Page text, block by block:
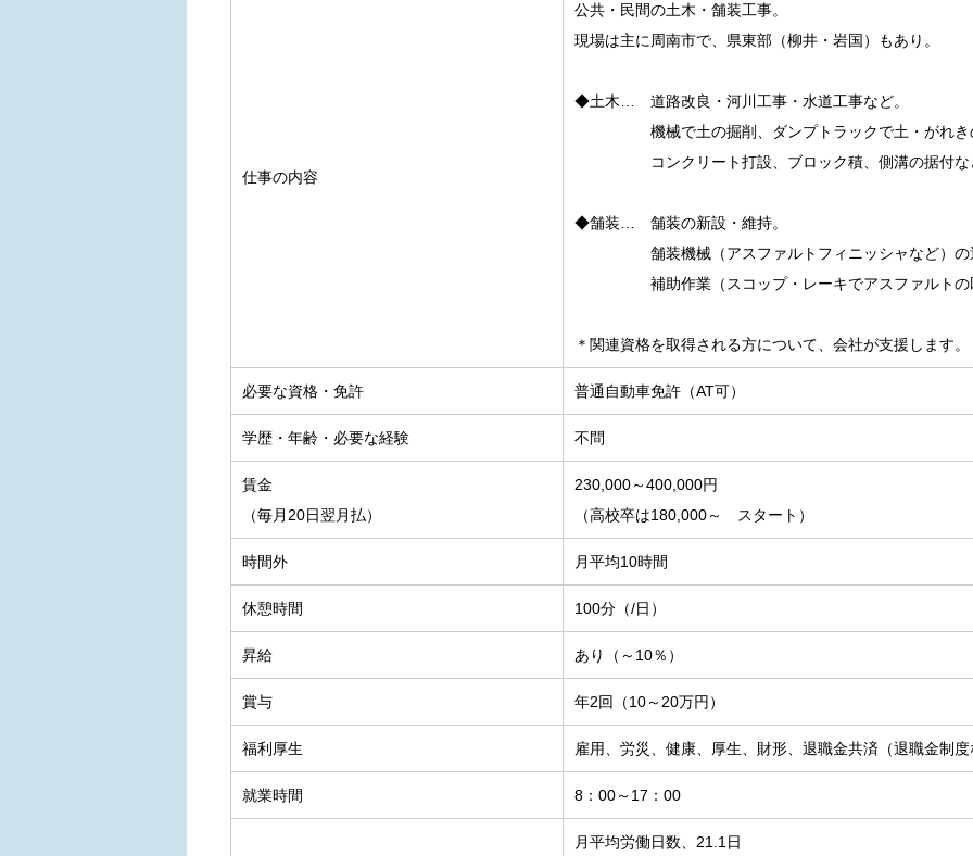
仕事の内容
公共・民間の土木・舗装工事。
現場は主に周南市で、県東部（柳井・岩国）もあり。
◆土木… 道路改良・河川工事・水道工事など。
機械で土の掘削、ダンプトラックで土・がれきの
コンクリート打設、ブロック積、側溝の据付な
◆舗装… 舗装の新設・維持。
舗装機械（アスファルトフィニッシャなど）の
補助作業（スコップ・レーキでアスファルトの凹
＊関連資格を取得される方について、会社が支援します。
必要な資格・免許 普通自動車免許（AT可）
学歴・年齢・必要な経験 不問
賃金
（毎月20日翌月払）
230,000～400,000円
（高校卒は180,000～ スタート）
時間外 月平均10時間
休憩時間 100分（/日）
昇給 あり（～10％）
賞与 年2回（10～20万円）
福利厚生 雇用、労災、健康、厚生、財形、退職金共済（退職金制
就業時間 8：00～17：00
月平均労働日数、21.1日